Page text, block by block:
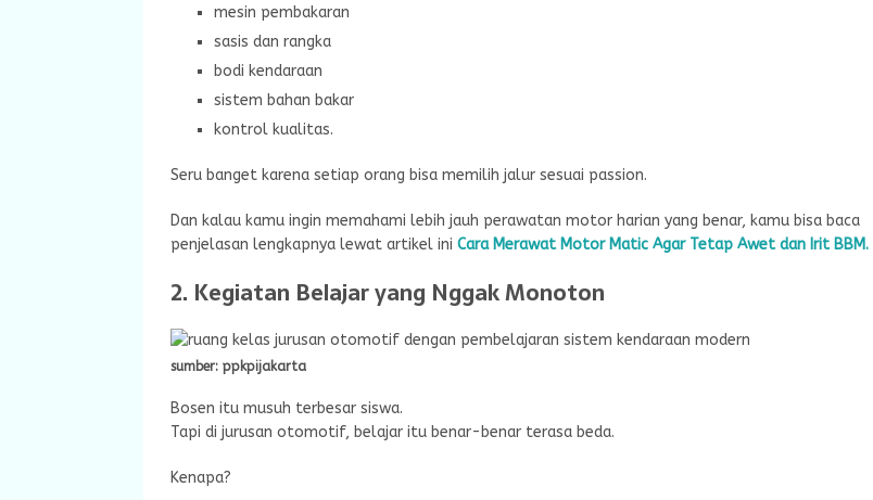
mesin pembakaran
sasis dan rangka
bodi kendaraan
sistem bahan bakar
kontrol kualitas.
Seru banget karena setiap orang bisa memilih jalur sesuai passion.
Dan kalau kamu ingin memahami lebih jauh perawatan motor harian yang benar, kamu bisa baca
penjelasan lengkapnya lewat artikel ini Cara Merawat Motor Matic Agar Tetap Awet dan Irit BBM.
2. Kegiatan Belajar yang Nggak Monoton
sumber: ppkpijakarta
Bosen itu musuh terbesar siswa.
Tapi di jurusan otomotif, belajar itu benar-benar terasa beda.
Kenapa?